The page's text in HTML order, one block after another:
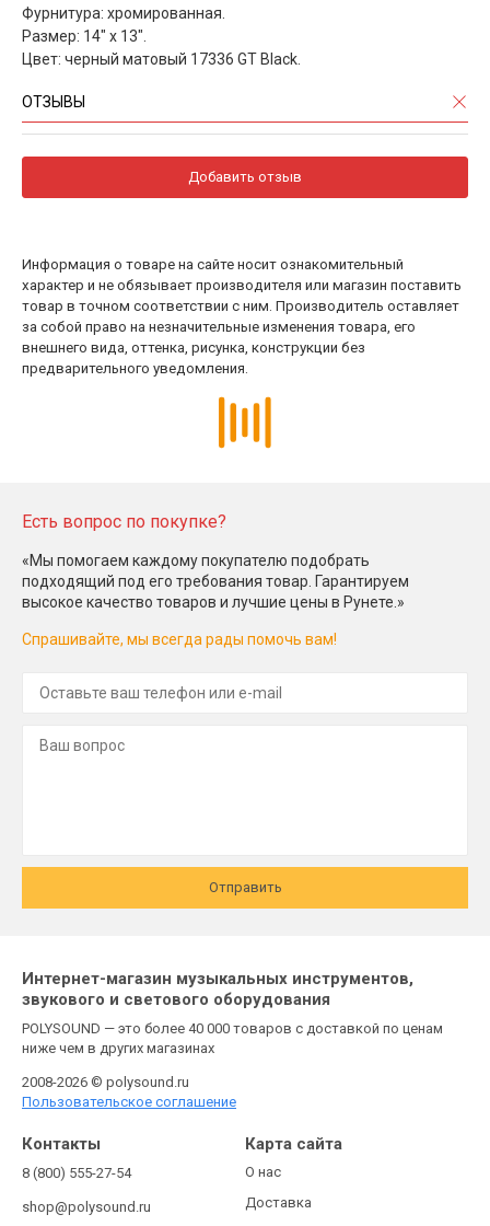
Фурнитура: хромированная.
Размер: 14" x 13".
Цвет: черный матовый 17336 GT Black.
ОТЗЫВЫ
Добавить отзыв
Информация о товаре на сайте носит ознакомительный
характер и не обязывает производителя или магазин поставить
товар в точном соответствии с ним. Производитель оставляет
за собой право на незначительные изменения товара, его
внешнего вида, оттенка, рисунка, конструкции без
предварительного уведомления.
Есть вопрос по покупке?
«Мы помогаем каждому покупателю подобрать
подходящий под его требования товар. Гарантируем
высокое качество товаров и лучшие цены в Рунете.»
Спрашивайте, мы всегда рады помочь вам!
Отправить
Интернет-магазин музыкальных инструментов,
звукового и светового оборудования
POLYSOUND — это более 40 000 товаров с доставкой по ценам
ниже чем в других магазинах
2008-2026 © polysound.ru
Пользовательское соглашение
Контакты
8 (800) 555-27-54
shop@polysound.ru
Карта сайта
О нас
Доставка